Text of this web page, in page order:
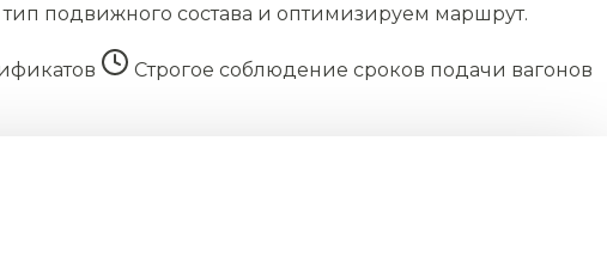
подвижного состава и оптимизируем маршрут.
Строгое соблюдение сроков подачи вагонов